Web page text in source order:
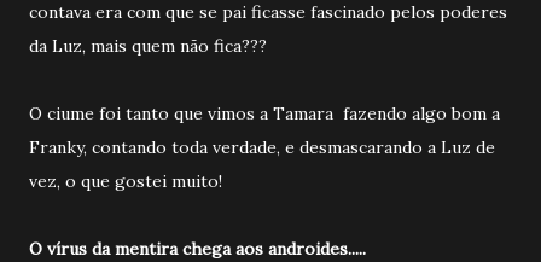
contava era com que se pai ficasse fascinado pelos poderes
da Luz, mais quem não fica???
O ciume foi tanto que vimos a Tamara fazendo algo bom a
Franky, contando toda verdade, e desmascarando a Luz de
vez, o que gostei muito!
O vírus da mentira chega aos androides.....